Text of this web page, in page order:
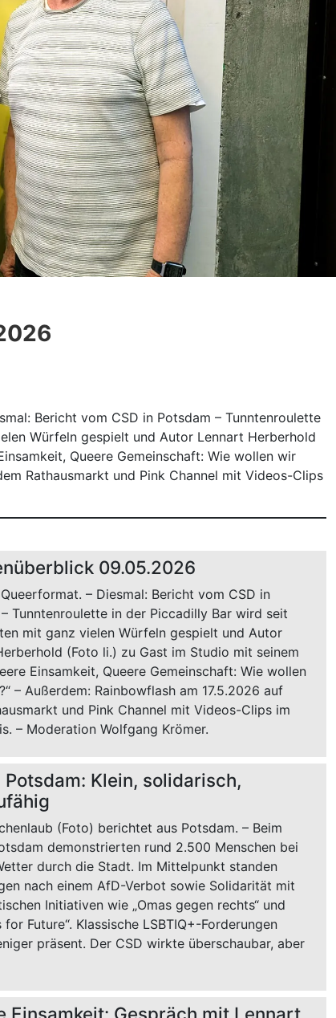
Bericht vom CSD in Potsdam – Tunntenroulette
Würfeln gespielt und Autor Lennart Herberhold
Queere Gemeinschaft: Wie wollen wir
Rathausmarkt und Pink Channel mit Videos-Clips
09.05.2026
– Diesmal: Bericht vom CSD in
Tunntenroulette in der Piccadilly Bar wird seit
mit ganz vielen Würfeln gespielt und Autor
(Foto li.) zu Gast im Studio mit seinem
Einsamkeit, Queere Gemeinschaft: Wie wollen
– Außerdem: Rainbowflash am 17.5.2026 auf
und Pink Channel mit Videos-Clips im
– Moderation Wolfgang Krömer.
Potsdam: Klein, solidarisch,
(Foto) berichtet aus Potsdam. – Beim
demonstrierten rund 2.500 Menschen bei
durch die Stadt. Im Mittelpunkt standen
nach einem AfD-Verbot sowie Solidarität mit
Initiativen wie „Omas gegen rechts“ und
for Future“. Klassische LSBTIQ+-Forderungen
präsent. Der CSD wirkte überschaubar, aber